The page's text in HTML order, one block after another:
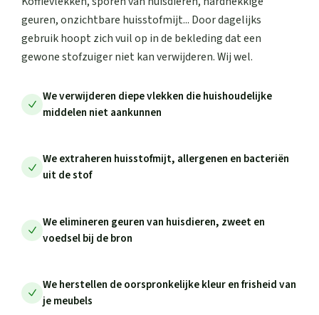
geuren, onzichtbare huisstofmijt... Door dagelijks
gebruik hoopt zich vuil op in de bekleding dat een
gewone stofzuiger niet kan verwijderen. Wij wel.
We verwijderen diepe vlekken die huishoudelijke
middelen niet aankunnen
We extraheren huisstofmijt, allergenen en bacteriën
uit de stof
We elimineren geuren van huisdieren, zweet en
voedsel bij de bron
We herstellen de oorspronkelijke kleur en frisheid van
je meubels